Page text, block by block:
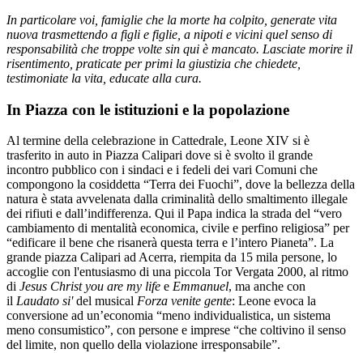
In particolare voi, famiglie che la morte ha colpito, generate vita
nuova trasmettendo a figli e figlie, a nipoti e vicini quel senso di
responsabilità che troppe volte sin qui è mancato. Lasciate morire il
risentimento, praticate per primi la giustizia che chiedete,
testimoniate la vita, educate alla cura.
In Piazza con le istituzioni e la popolazione
Al termine della celebrazione in Cattedrale, Leone XIV si è
trasferito in auto in Piazza Calipari dove si è svolto il grande
incontro pubblico con i sindaci e i fedeli dei vari Comuni che
compongono la cosiddetta “Terra dei Fuochi”, dove la bellezza della
natura è stata avvelenata dalla criminalità dello smaltimento illegale
dei rifiuti e dall’indifferenza. Qui il Papa indica la strada del “vero
cambiamento di mentalità economica, civile e perfino religiosa” per
“edificare il bene che risanerà questa terra e l’intero Pianeta”. La
grande piazza Calipari ad Acerra, riempita da 15 mila persone, lo
accoglie con l'entusiasmo di una piccola Tor Vergata 2000, al ritmo
di Jesus Christ you are my life e Emmanuel, ma anche con
il Laudato si'del musical Forza venite gente: Leone evoca la
conversione ad un’economia “meno individualistica, un sistema
meno consumistico”, con persone e imprese “che coltivino il senso
del limite, non quello della violazione irresponsabile”.